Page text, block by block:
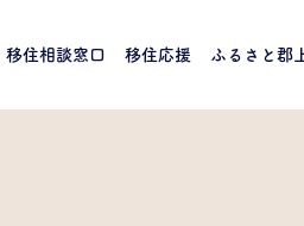
移住相談窓口 移住応援 ふるさと郡